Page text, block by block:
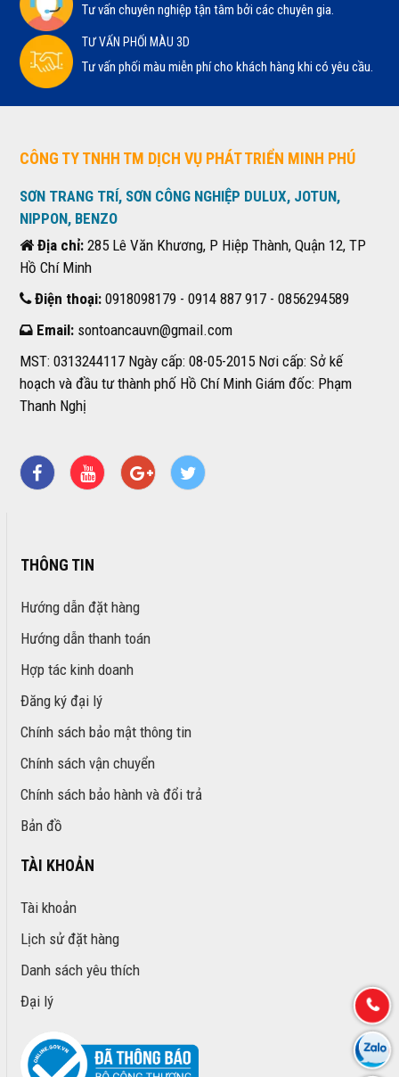
Tư vấn chuyên nghiệp tận tâm bởi các chuyên gia.
TƯ VẤN PHỐI MÀU 3D
Tư vấn phối màu miễn phí cho khách hàng khi có yêu cầu.
CÔNG TY TNHH TM DỊCH VỤ PHÁT TRIỂN MINH PHÚ
SƠN TRANG TRÍ, SƠN CÔNG NGHIỆP DULUX, JOTUN,
NIPPON, BENZO
Địa chỉ: 285 Lê Văn Khương, P Hiệp Thành, Quận 12, TP
Hồ Chí Minh
Điện thoại: 0918098179 - 0914 887 917 - 0856294589
Email: sontoancauvn@gmail.com
MST: 0313244117 Ngày cấp: 08-05-2015 Nơi cấp: Sở kế
hoạch và đầu tư thành phố Hồ Chí Minh Giám đốc: Phạm
Thanh Nghị
THÔNG TIN
Hướng dẫn đặt hàng
Hướng dẫn thanh toán
Hợp tác kinh doanh
Đăng ký đại lý
Chính sách bảo mật thông tin
Chính sách vận chuyển
Chính sách bảo hành và đổi trả
Bản đồ
TÀI KHOẢN
Tài khoản
Lịch sử đặt hàng
Danh sách yêu thích
Đại lý